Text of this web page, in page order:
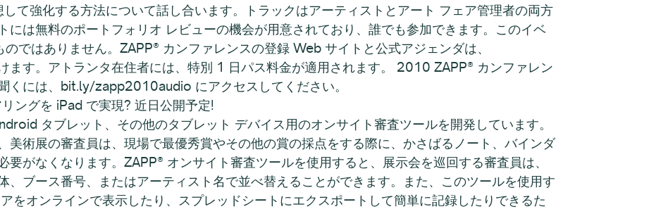
て強化する方法について話し合います。トラックはアーティストとアート フェア管理者の両方
には無料のポートフォリオ レビューの機会が用意されており、誰でも参加できます。このイベ
ではありません。ZAPP® カンファレンスの登録 Web サイトと公式アジェンダは、
す。アトランタ在住者には、特別 1 日パス料金が適用されます。 2010 ZAPP® カンファレン
くには、bit.ly/zapp2010audio にアクセスしてください。
ングを iPad で実現? 近日公開予定!
タブレット、その他のタブレット デバイス用のオンサイト審査ツールを開発しています。
美術展の審査員は、現場で最優秀賞やその他の賞の採点をする際に、かさばるノート、バインダ
要がなくなります。ZAPP® オンサイト審査ツールを使用すると、展示会を巡回する審査員は、
、ブース番号、またはアーティスト名で並べ替えることができます。また、このツールを使用す
をオンラインで表示したり、スプレッドシートにエクスポートして簡単に記録したりできるた